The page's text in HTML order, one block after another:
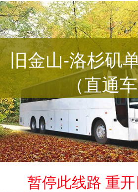
旧金山-洛杉矶
（直通车
暂停此线路 重